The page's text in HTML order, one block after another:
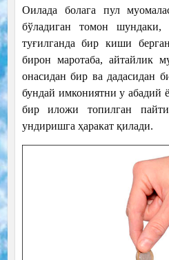
Оилада болага пул
бўладиган томон шундаки,
туғилганда бир киши
бирон маротаба, айтайлик
онасидан бир ва дадасидан
бундай имкониятни у абадий
бир иложи топилган
ундиришга ҳаракат қилади.